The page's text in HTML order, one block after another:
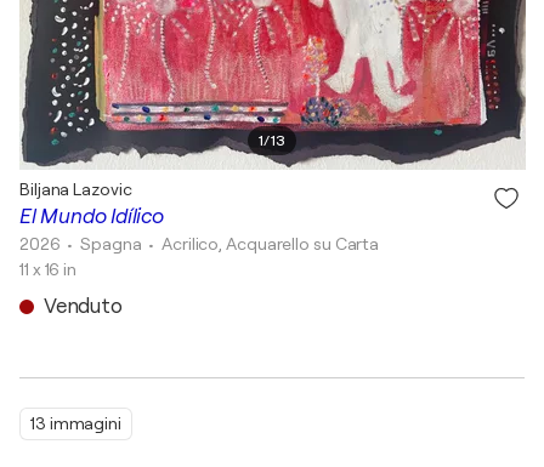
1/13
13 immagini
El Mundo Idílico
Biljana Lazovic
2026 • Spagna •Acrilico, Acquarello su Carta
11 x 16 in
Venduto